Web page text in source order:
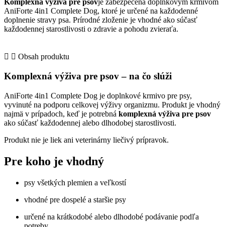
–
komplexná
výživa
pre
AniForte 4in1 Complete Dog, ktoré je určené na každodenné
doplnenie stravy psa. Prírodné zloženie je vhodné ako súčasť
každodennej starostlivosti o zdravie a pohodu zvieraťa.
Obsah produktu
Komplexná výživa pre psov – na čo slúži
AniForte 4in1 Complete Dog je doplnkové krmivo pre psy,
vyvinuté na podporu celkovej výživy organizmu. Produkt je vhodný
najmä v prípadoch, keď je potrebná komplexná výživa pre psov
ako súčasť každodennej alebo dlhodobej starostlivosti.
Produkt nie je liek ani veterinárny liečivý prípravok.
Pre koho je vhodný
psy všetkých plemien a veľkostí
vhodné pre dospelé a staršie psy
určené na krátkodobé alebo dlhodobé podávanie podľa